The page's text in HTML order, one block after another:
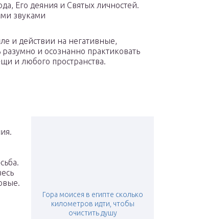
Его деяния и Святых личностей.
звуками
и действии на негативные,
и осознанно практиковать
и любого пространства.
Гора моисея в египте сколько
километров идти, чтобы
очистить душу